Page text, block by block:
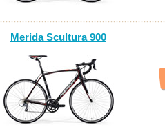
Merida Scultura 900